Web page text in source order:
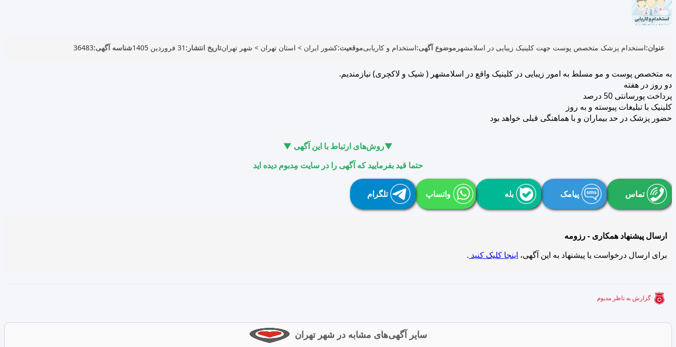
عنوان:استخدام پزشک متخصص پوست جهت کلینیک زیبایی در اسلامشهر موضوع آگهی:استخدام و کاریابیموقعیت:کشور ایران > استان تهران > شهر تهرانتاریخ انتشار: 31 فروردین 1405 شناسه آگهی:36483
به متخصص پوست و مو مسلط به امور زیبایی در کلینیک واقع در اسلامشهر ( شیک و لاکچری) نیازمندیم.
دو روز در هفته
پرداخت پورسانتی 50 درصد
کلینیک با تبلیغات پیوسته و به روز
حضور پزشک در حد بیماران و با هماهنگی قبلی خواهد بود
▼روش‌های ارتباط با این آگهی ▼
حتما قید بفرمایید که آگهی را در سایت مِدبوم دیده اید
تماس پیامک بله واتساپ تلگرام
ارسال پیشنهاد همکاری - رزومه
برای ارسال درخواست یا پیشنهاد به این آگهی، اینجا کلیک کنید .
گزارش به ناظر مدبوم
سایر آگهی‌های مشابه در شهر تهران